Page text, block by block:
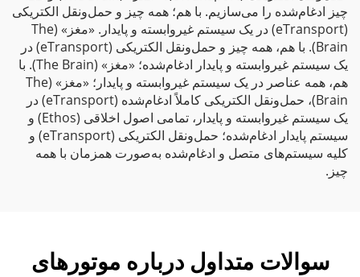
چیز ادغام‌شده را می‌سازیم. با هم؛ همه چیز و حمل‌ونقل الکتریکی
(eTransport) در یک سیستم غیروابسته و پایدار. «مغز» (The
Brain). با هم، همه چیز و حمل‌ونقل الکتریکی (eTransport) در
یک سیستم غیروابسته و پایدار ادغام‌شده؛ «مغز» (The Brain). با
هم، همه عناصر در یک سیستم غیروابسته و پایدار؛ «مغز» (The
Brain)، حمل‌ونقل الکتریکی کاملاً ادغام‌شده (eTransport) در
یک سیستم غیروابسته و پایدار، تمامی اصول اخلاقی (Ethos) و
سیستم پایدار ادغام‌شده؛ حمل‌ونقل الکتریکی (eTransport) و
کلیه سیستم‌های متصل و ادغام‌شده به‌صورت همزمان با همه
چیز.
سوالات متداول درباره موتورهای